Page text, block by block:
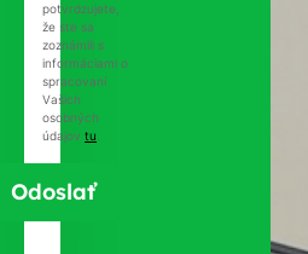
potvrdzujete,
že ste sa
zoznámili s
informáciami o
spracovaní
Vašich
osobných
údajov tu